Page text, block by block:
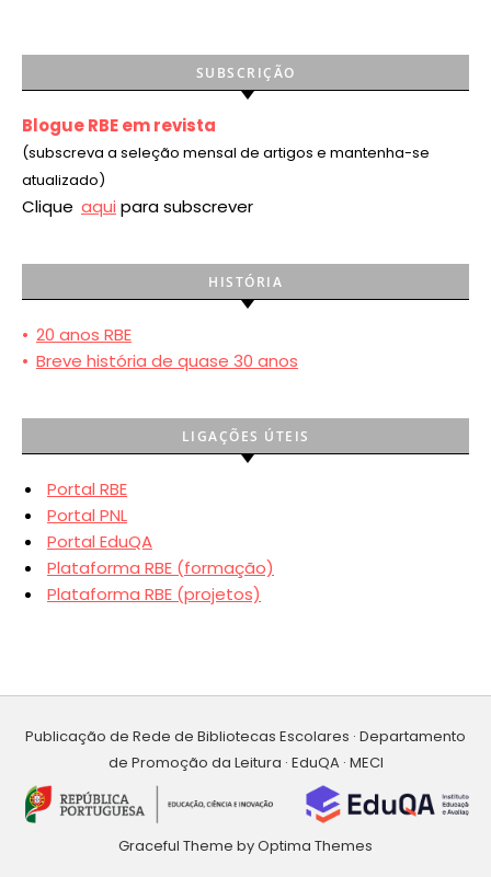
SUBSCRIÇÃO
Blogue RBE em revista
(subscreva a seleção mensal de artigos e mantenha-se
atualizado)
Clique aqui para subscrever
HISTÓRIA
• 20 anos RBE
• Breve história de quase 30 anos
LIGAÇÕES ÚTEIS
Portal RBE
Portal PNL
Portal EduQA
Plataforma RBE (formação)
Plataforma RBE (projetos)
Publicação de Rede de Bibliotecas Escolares · Departamento
de Promoção da Leitura · EduQA · MECI
Graceful Theme byOptima Themes